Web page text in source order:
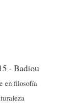
- Badiou
en filosofía